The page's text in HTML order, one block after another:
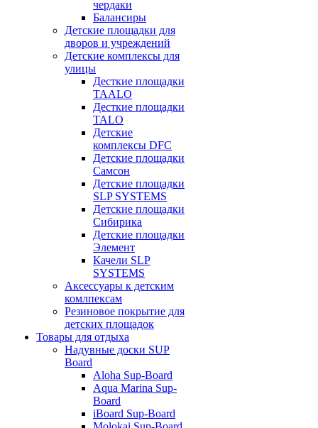
чердаки
Балансиры
Детские площадки для
дворов и учреждений
Детские комплексы для
улицы
Десткие площадки
TAALO
Десткие площадки
TALO
Детские
комплексы DFC
Детские площадки
Самсон
Детские площадки
SLP SYSTEMS
Детские площадки
Сибирика
Детские площадки
Элемент
Качели SLP
SYSTEMS
Аксессуары к детским
комлпексам
Резиновое покрытие для
детских площадок
Товары для отдыха
Надувные доски SUP
Board
Aloha Sup-Board
Aqua Marina Sup-
Board
iBoard Sup-Board